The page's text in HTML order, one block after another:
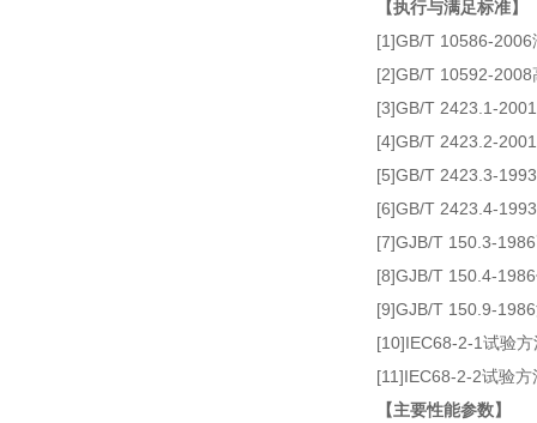
【执行与满足标准】
[1]GB/T 10586-
[2]GB/T 10592-
[3]GB/T 2423.1-
[4]GB/T 2423.2-
[5]GB/T 2423.3-
[6]GB/T 2423.4-
[7]GJB/T 150.3-
[8]GJB/T 150.4-
[9]GJB/T 150.9-
[10]IEC68-2-1试验
[11]IEC68-2-2试验方
【主要性能参数】